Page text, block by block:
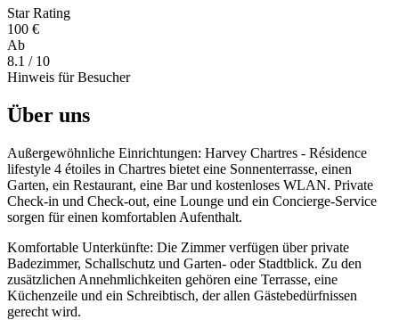
Star Rating
100 €
Ab
8.1 / 10
Hinweis für Besucher
Über uns
Außergewöhnliche Einrichtungen: Harvey Chartres - Résidence
lifestyle 4 étoiles in Chartres bietet eine Sonnenterrasse, einen
Garten, ein Restaurant, eine Bar und kostenloses WLAN. Private
Check-in und Check-out, eine Lounge und ein Concierge-Service
sorgen für einen komfortablen Aufenthalt.
Komfortable Unterkünfte: Die Zimmer verfügen über private
Badezimmer, Schallschutz und Garten- oder Stadtblick. Zu den
zusätzlichen Annehmlichkeiten gehören eine Terrasse, eine
Küchenzeile und ein Schreibtisch, der allen Gästebedürfnissen
gerecht wird.